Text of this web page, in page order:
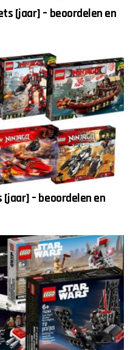
[jaar] – beoordelen en
[jaar] – beoordelen en